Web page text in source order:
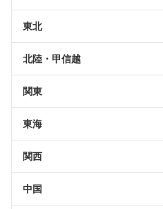
東北
北陸・甲信越
関東
東海
関西
中国